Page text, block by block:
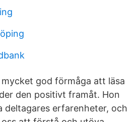
mycket god förmåga att läsa
den positivt framåt. Hon
deltagares erfarenheter, och